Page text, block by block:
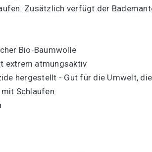
Zusätzlich verfügt der
Bio-Baumwolle
extrem atmungsaktiv
hergestellt - Gut für die Umwelt,
mit Schlaufen